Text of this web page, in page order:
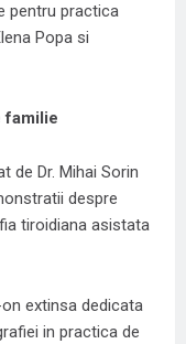
pentru practica
Popa si
familie
de Dr. Mihai Sorin
despre
tiroidiana asistata
extinsa dedicata
in practica de